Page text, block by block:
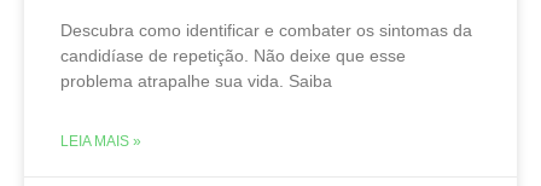
Descubra como identificar e combater os sintomas da
candidíase de repetição. Não deixe que esse
problema atrapalhe sua vida. Saiba
LEIA MAIS »